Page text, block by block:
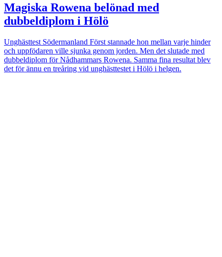
Magiska Rowena belönad med
dubbeldiplom i Hölö
Unghästtest Södermanland Först stannade hon mellan varje hinder
och uppfödaren ville sjunka genom jorden. Men det slutade med
dubbeldiplom för Nådhammars Rowena. Samma fina resultat blev
det för ännu en treåring vid unghästtestet i Hölö i helgen.